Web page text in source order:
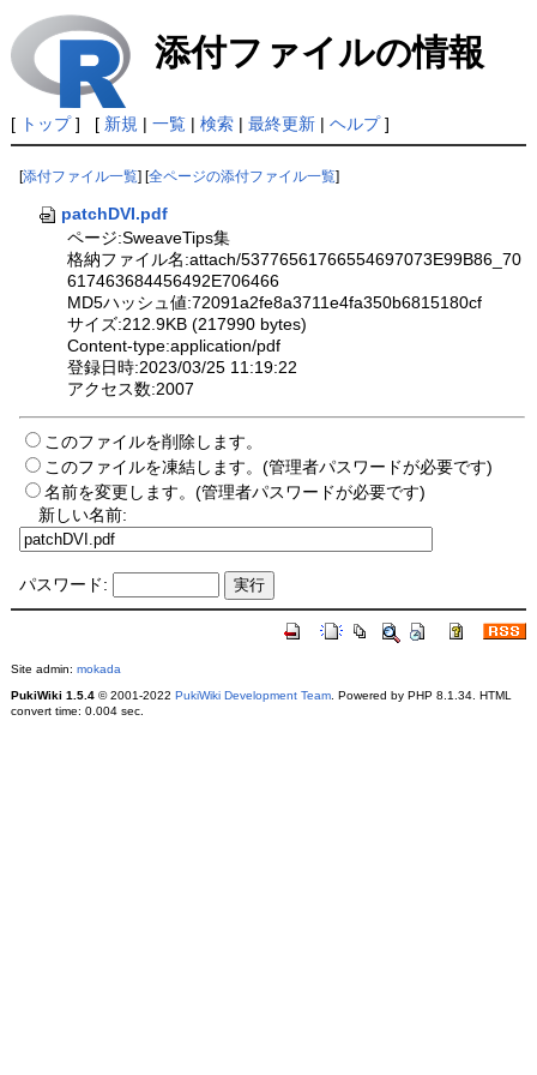
添付ファイルの情報
[ トップ] [ 新規 | 一覧| 検索| 最終更新| ヘルプ]
[添付ファイル一覧 ] [全ページの添付ファイル一覧
patchDVI.pdf
ページ:SweaveTips集
格納ファイル名:attach/53776561766554697073E99B86_70
617463684456492E706466
MD5ハッシュ値:72091a2fe8a3711e4fa350b6815180cf
サイズ:212.9KB (217990 bytes)
Content-type:application/pdf
登録日時:2023/03/25 11:19:22
アクセス数:2007
このファイルを削除します。
このファイルを凍結します。(管理者パスワードが必要です)
名前を変更します。(管理者パスワードが必要です)
新しい名前:
パスワード:
Site admin: mokada
PukiWiki 1.5.4© 2001-2022 PukiWiki Development Team. Powered by PHP 8.1.34. HTML
convert time: 0.004 sec.